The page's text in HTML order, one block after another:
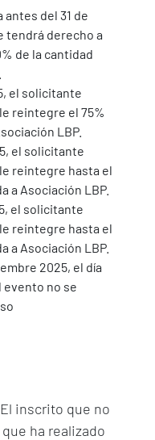
del 31 de
tendrá derecho a
de la cantidad
el solicitante
reintegre el 75%
LBP.
el solicitante
reintegre hasta el
a Asociación LBP.
el solicitante
reintegre hasta el
a Asociación LBP.
2025, el día
evento no se
inscrito que no
ha realizado